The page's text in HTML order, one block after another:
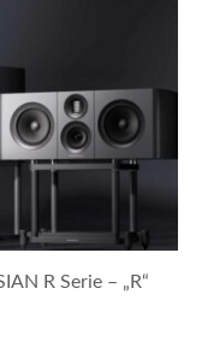
R Serie – „R“